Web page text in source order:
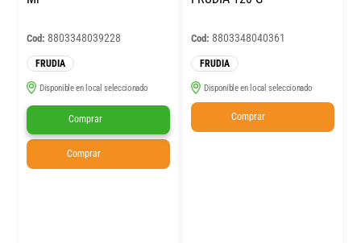
Cod: 8803348039228
FRUDIA
Disponible en local seleccionado
Comprar
Comprar
Cod: 8803348040361
FRUDIA
Disponible en local seleccionado
Comprar